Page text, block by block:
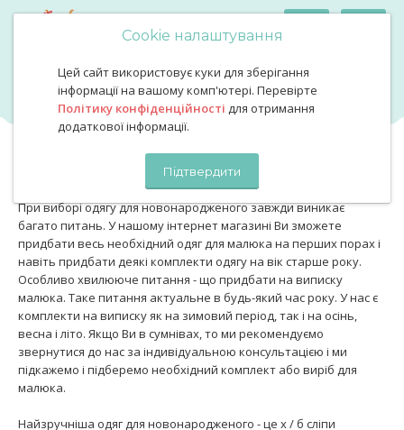
Cookie налаштування
Цей сайт використовує куки для зберігання
інформації на вашому комп'ютері. Перевірте
Політику конфіденційності для отримання
додаткової інформації.
Підтвердити
Одяг для новонароджених
Одяг для новонароджених
Одяг для новонароджених
При виборі одягу для новонародженого завжди виникає
багато питань. У нашому інтернет магазині Ви зможете
придбати весь необхідний одяг для малюка на перших порах і
навіть придбати деякі комплекти одягу на вік старше року.
Особливо хвилююче питання - що придбати на виписку
малюка. Таке питання актуальне в будь-який час року. У нас є
комплекти на виписку як на зимовий період, так і на осінь,
весна і літо. Якщо Ви в сумнівах, то ми рекомендуємо
звернутися до нас за індивідуальною консультацією і ми
підкажемо і підберемо необхідний комплект або виріб для
малюка.
Найзручніша одяг для новонародженого - це х / б сліпи